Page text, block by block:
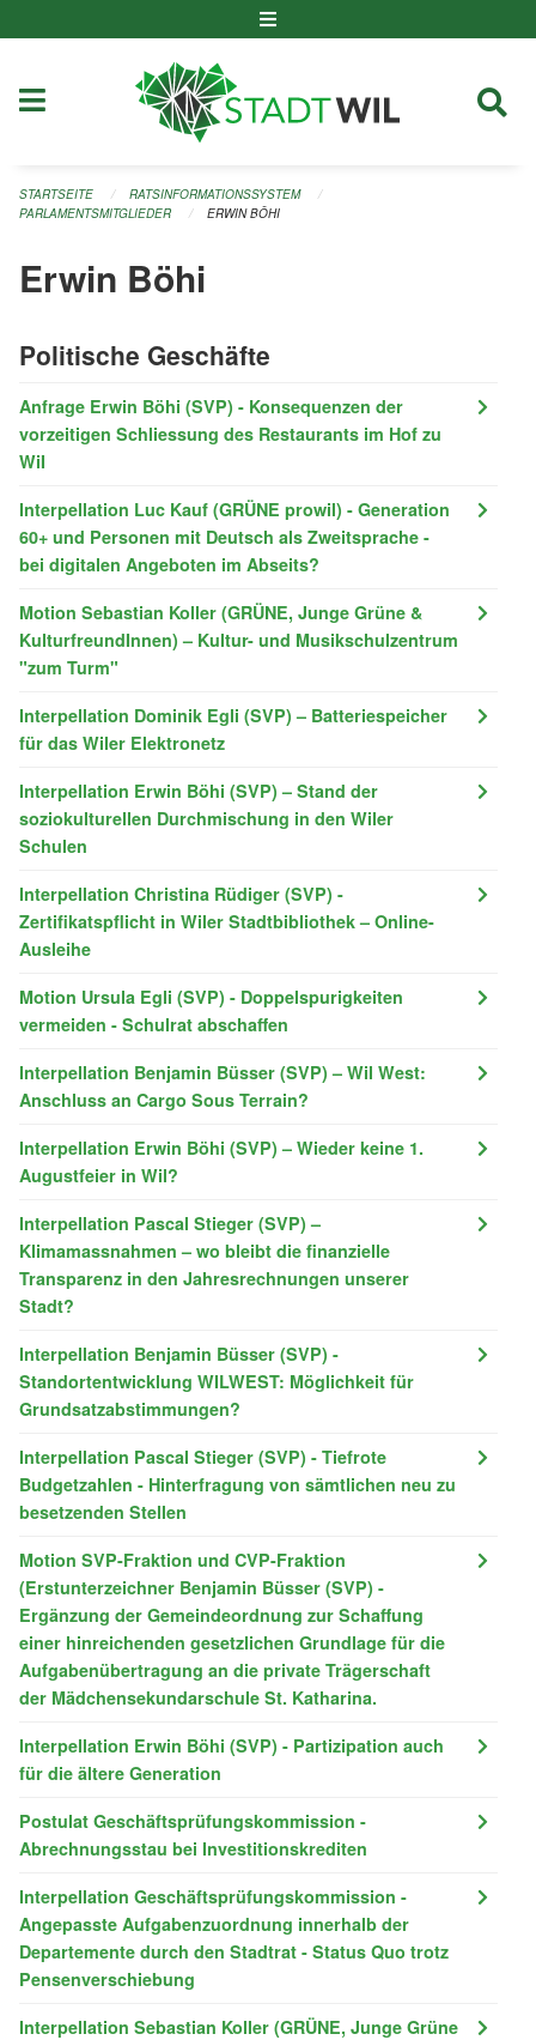
STARTSEITE
RATSINFORMATIONSSYSTEM
PARLAMENTSMITGLIEDER
ERWIN BÖHI
Erwin Böhi
Politische Geschäfte
Anfrage Erwin Böhi (SVP) - Konsequenzen der
vorzeitigen Schliessung des Restaurants im Hof zu
WiI
Interpellation Luc Kauf (GRÜNE prowil) - Generation
60+ und Personen mit Deutsch als Zweitsprache -
bei digitalen Angeboten im Abseits?
Motion Sebastian Koller (GRÜNE, Junge Grüne &
KulturfreundInnen) – Kultur- und Musikschulzentrum
"zum Turm"
Interpellation Dominik Egli (SVP) – Batteriespeicher
für das Wiler Elektronetz
Interpellation Erwin Böhi (SVP) – Stand der
soziokulturellen Durchmischung in den Wiler
Schulen
Interpellation Christina Rüdiger (SVP) -
Zertifikatspflicht in Wiler Stadtbibliothek – Online-
Ausleihe
Motion Ursula Egli (SVP) - Doppelspurigkeiten
vermeiden - Schulrat abschaffen
Interpellation Benjamin Büsser (SVP) – Wil West:
Anschluss an Cargo Sous Terrain?
Interpellation Erwin Böhi (SVP) – Wieder keine 1.
Augustfeier in Wil?
Interpellation Pascal Stieger (SVP) –
Klimamassnahmen – wo bleibt die finanzielle
Transparenz in den Jahresrechnungen unserer
Stadt?
Interpellation Benjamin Büsser (SVP) -
Standortentwicklung WILWEST: Möglichkeit für
Grundsatzabstimmungen?
Interpellation Pascal Stieger (SVP) - Tiefrote
Budgetzahlen - Hinterfragung von sämtlichen neu zu
besetzenden Stellen
Motion SVP-Fraktion und CVP-Fraktion
(Erstunterzeichner Benjamin Büsser (SVP) -
Ergänzung der Gemeindeordnung zur Schaffung
einer hinreichenden gesetzlichen Grundlage für die
Aufgabenübertragung an die private Trägerschaft
der Mädchensekundarschule St. Katharina.
Interpellation Erwin Böhi (SVP) - Partizipation auch
für die ältere Generation
Postulat Geschäftsprüfungskommission -
Abrechnungsstau bei Investitionskrediten
Interpellation Geschäftsprüfungskommission -
Angepasste Aufgabenzuordnung innerhalb der
Departemente durch den Stadtrat - Status Quo trotz
Pensenverschiebung
Interpellation Sebastian Koller (GRÜNE, Junge Grüne